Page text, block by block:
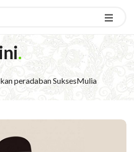
.
peradaban SuksesMulia